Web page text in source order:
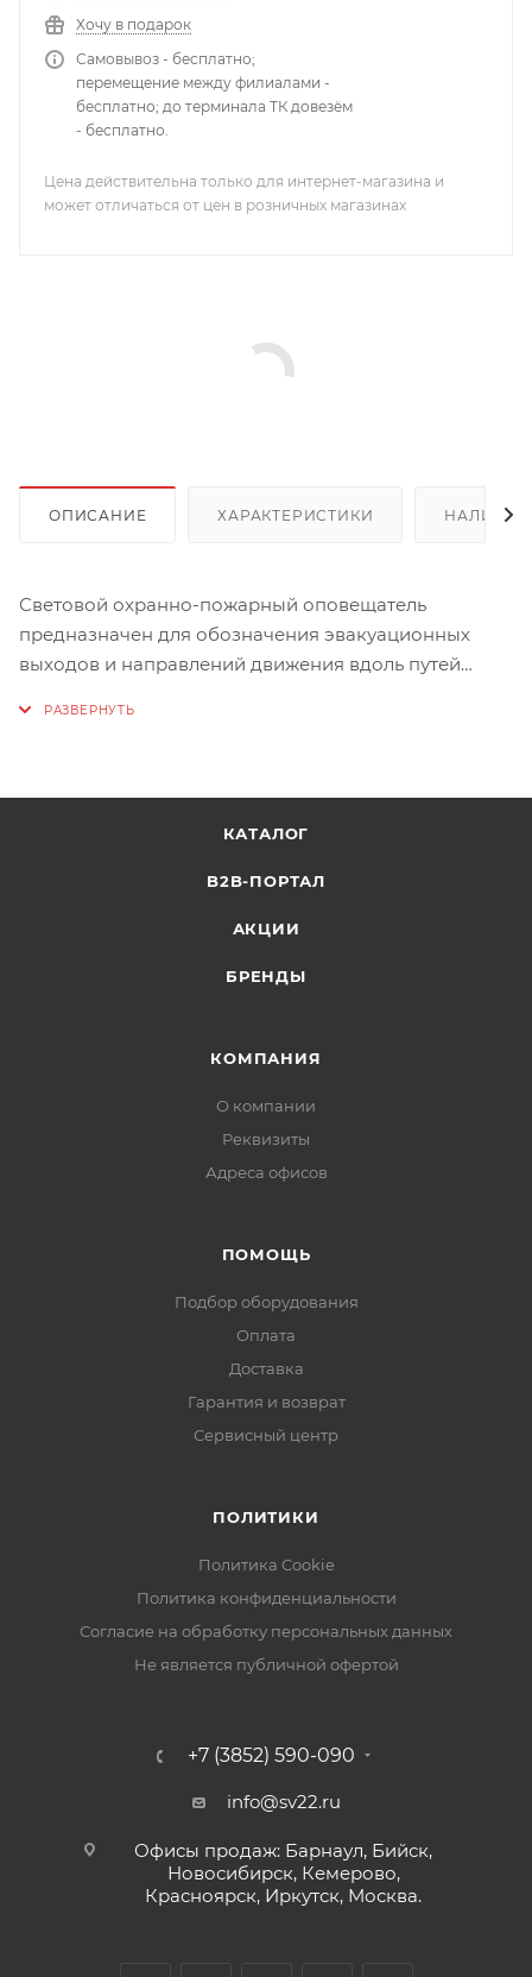
Хочу в подарок
Самовывоз - бесплатно;
перемещение между филиалами -
бесплатно; до терминала ТК довезём
- бесплатно.
Цена действительна только для интернет-магазина и
может отличаться от цен в розничных магазинах
ОПИСАНИЕ ХАРАКТЕРИСТИКИ НАЛИЧИЕ
Световой охранно-пожарный оповещатель
предназначен для обозначения эвакуационных
выходов и направлений движения вдоль путей
Напряжение питания постоянного тока, В: 12
Номинальный ток потребления, мА: 20
Степень защиты оболочки, IP: 52
Диапазон рабочих температур, ºС: -30…+55
КАТАЛОГ
B2B-ПОРТАЛ
АКЦИИ
БРЕНДЫ
КОМПАНИЯ
О компании
Реквизиты
Адреса офисов
ПОМОЩЬ
Подбор оборудования
Оплата
Доставка
Гарантия и возврат
Сервисный центр
ПОЛИТИКИ
Политика Cookie
Политика конфиденциальности
Согласие на обработку персональных данных
Не является публичной офертой
+7 (3852) 590-090
info@sv22.ru
Офисы продаж: Барнаул, Бийск,
Новосибирск, Кемерово,
Красноярск, Иркутск, Москва.